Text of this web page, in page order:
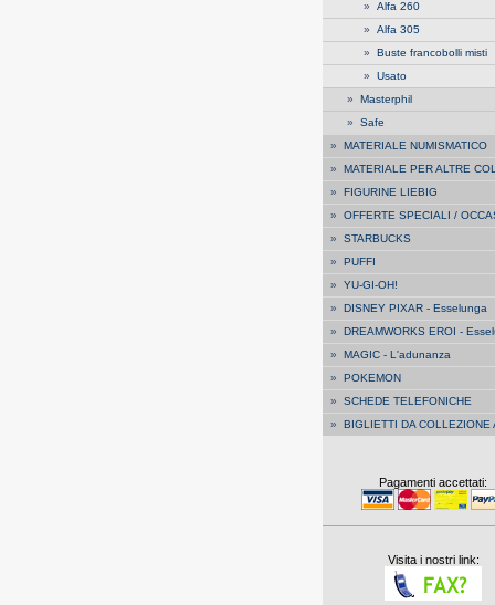
» Alfa 260
» Alfa 305
» Buste francobolli misti
» Usato
» Masterphil
» Safe
» MATERIALE NUMISMATICO
» MATERIALE PER ALTRE
» FIGURINE LIEBIG
» OFFERTE SPECIALI /
» STARBUCKS
» PUFFI
» YU-GI-OH!
» DISNEY PIXAR - Esselunga
» DREAMWORKS EROI -
» MAGIC - L'adunanza
» POKEMON
» SCHEDE TELEFONICHE
» BIGLIETTI DA COLLEZIONE
Pagamenti accettati:
Visita i nostri link: